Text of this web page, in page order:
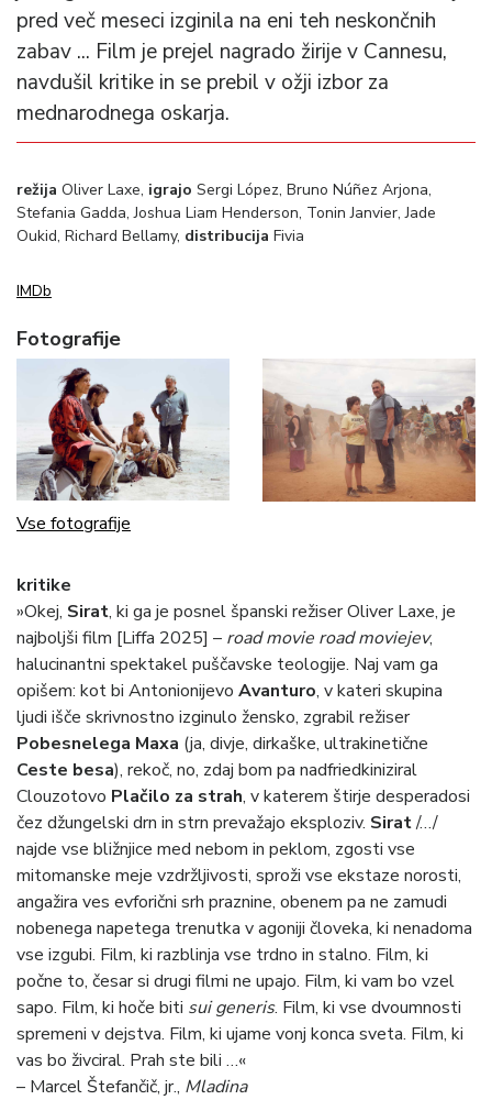
pred več meseci izginila na eni teh neskončnih
zabav ... Film je prejel nagrado žirije v Cannesu,
navdušil kritike in se prebil v ožji izbor za
mednarodnega oskarja.
režija Oliver Laxe, igrajo Sergi López, Bruno Núñez Arjona,
Stefania Gadda, Joshua Liam Henderson, Tonin Janvier, Jade
Oukid, Richard Bellamy, distribucija Fivia
IMDb
Fotografije
Vse fotografije
kritike
»Okej, Sirat, ki ga je posnel španski režiser Oliver Laxe, je
najboljši film [Liffa 2025] – road movie road moviejev,
halucinantni spektakel puščavske teologije. Naj vam ga
opišem: kot bi Antonionijevo Avanturo, v kateri skupina
ljudi išče skrivnostno izginulo žensko, zgrabil režiser
Pobesnelega Maxa (ja, divje, dirkaške, ultrakinetične
Ceste besa), rekoč, no, zdaj bom pa nadfriedkiniziral
Clouzotovo Plačilo za strah, v katerem štirje desperadosi
čez džungelski drn in strn prevažajo eksploziv. Sirat/…/
najde vse bližnjice med nebom in peklom, zgosti vse
mitomanske meje vzdržljivosti, sproži vse ekstaze norosti,
angažira ves evforični srh praznine, obenem pa ne zamudi
nobenega napetega trenutka v agoniji človeka, ki nenadoma
vse izgubi. Film, ki razblinja vse trdno in stalno. Film, ki
počne to, česar si drugi filmi ne upajo. Film, ki vam bo vzel
sapo. Film, ki hoče biti sui generis. Film, ki vse dvoumnosti
spremeni v dejstva. Film, ki ujame vonj konca sveta. Film, ki
vas bo živciral. Prah ste bili …«
– Marcel Štefančič, jr., Mladina